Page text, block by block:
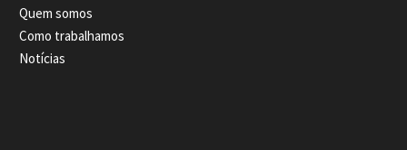
Quem somos
Como trabalhamos
Notícias